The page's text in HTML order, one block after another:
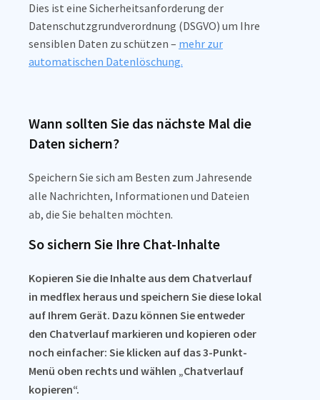
Dies ist eine Sicherheitsanforderung der
Datenschutzgrundverordnung (DSGVO) um Ihre
sensiblen Daten zu schützen – mehr zur
automatischen Datenlöschung.
Wann sollten Sie das nächste Mal die
Daten sichern?
Speichern Sie sich am Besten zum Jahresende
alle Nachrichten, Informationen und Dateien
ab, die Sie behalten möchten.
So sichern Sie Ihre Chat-Inhalte
Kopieren Sie die Inhalte aus dem Chatverlauf
in medflex heraus und speichern Sie diese lokal
auf Ihrem Gerät. Dazu können Sie entweder
den Chatverlauf markieren und kopieren oder
noch einfacher: Sie klicken auf das 3-Punkt-
Menü oben rechts und wählen „Chatverlauf
kopieren“.